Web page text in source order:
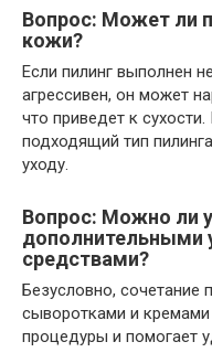
Вопрос: Может ли
кожи?
Если пилинг выполнен
агрессивен, он может
что приведет к
подходящий тип
уходу.
Вопрос: Можно ли
средствами?
Безусловно,
сыворотками и
процедуры и помогает